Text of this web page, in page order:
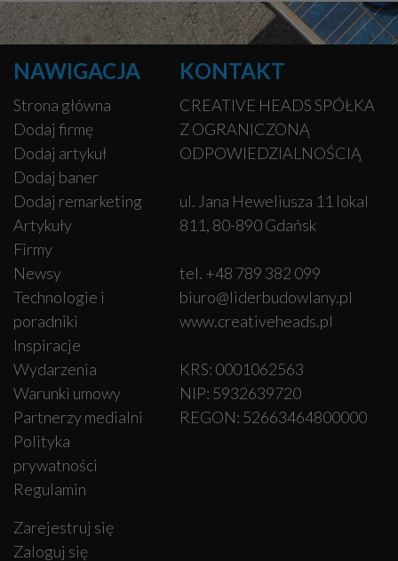
NAWIGACJA
Strona główna
Dodaj firmę
Dodaj artykuł
Dodaj baner
Dodaj remarketing
Artykuły
Firmy
Newsy
Technologie i
poradniki
Inspiracje
Wydarzenia
Warunki umowy
Partnerzy medialni
Polityka
prywatności
Regulamin
Zarejestruj się
Zaloguj się
KONTAKT
CREATIVE HEADS SPÓŁKA
Z OGRANICZONĄ
ODPOWIEDZIALNOŚCIĄ
ul. Jana Heweliusza 11 lokal
811, 80-890 Gdańsk
tel. +48 789 382 099
biuro@liderbudowlany.pl
www.creativeheads.pl
KRS: 0001062563
NIP: 5932639720
REGON: 52663464800000